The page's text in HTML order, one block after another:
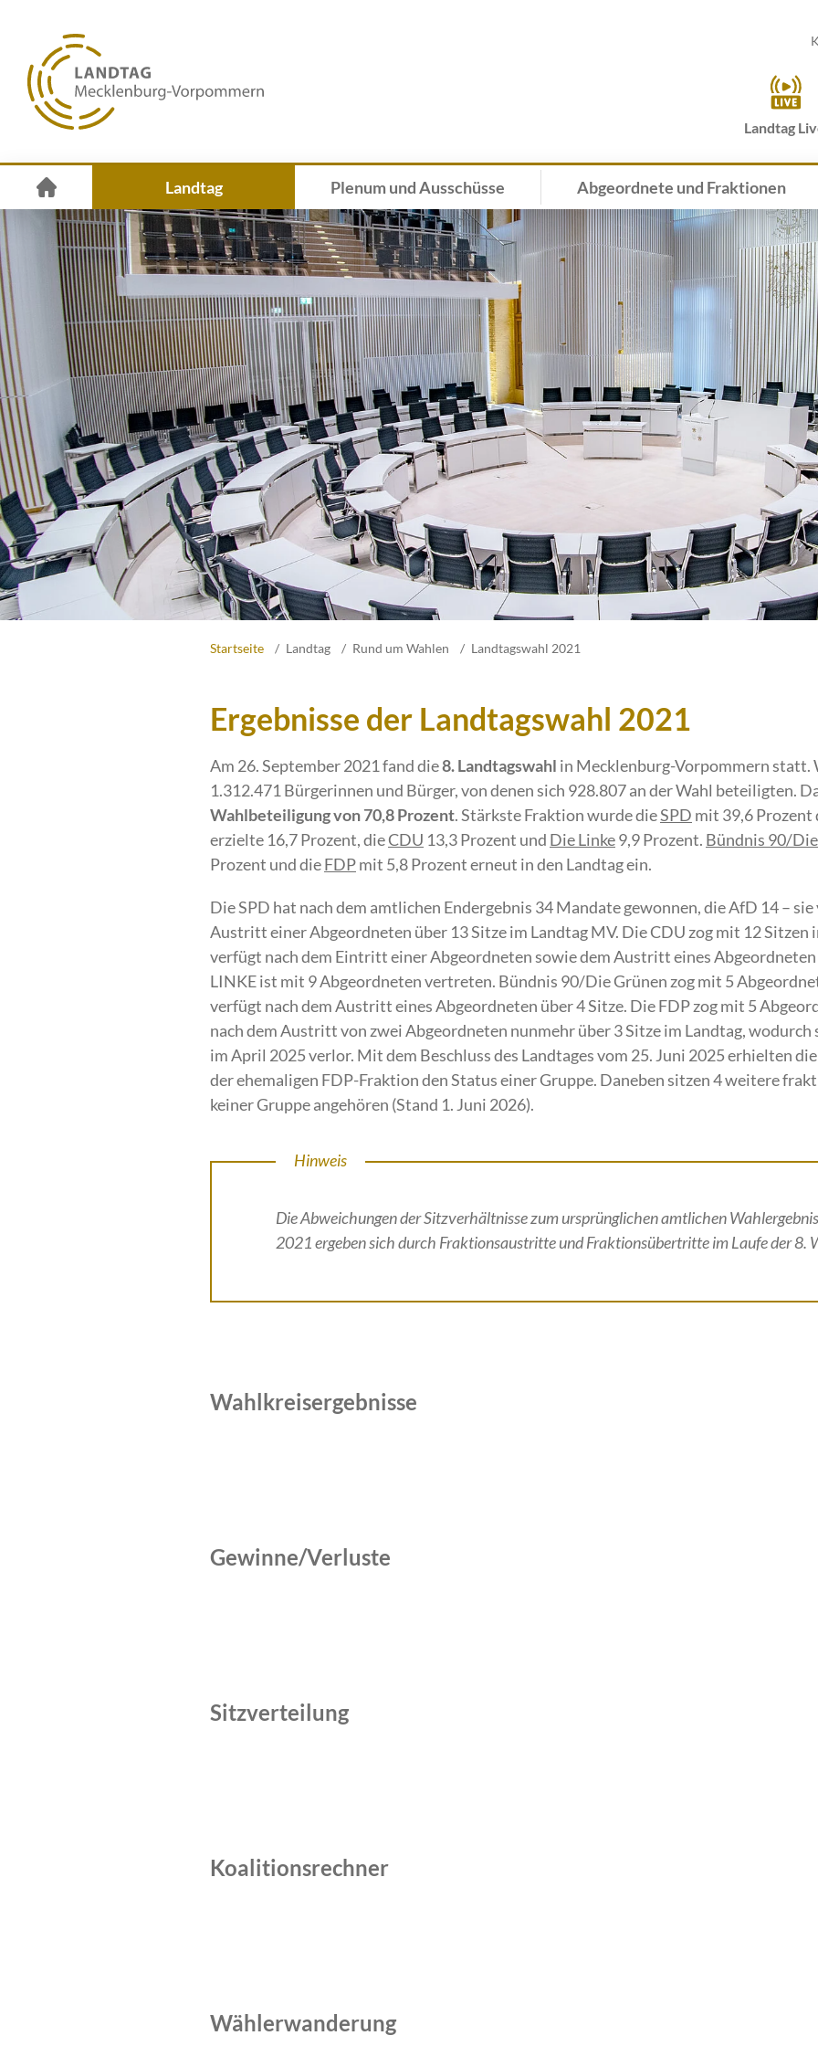
Landtag
Landtag Plenum und Ausschüsse Abgeordnete und Fraktionen
Startseite Landtag Rund um Wahlen Landtagswahl 2021
Ergebnisse der Landtagswahl 2021
Am 26. September 2021 fand die8. Landtagswahl in Mecklenburg-Vorpommern statt.
1.312.471 Bürgerinnen und Bürger, von denen sich 928.807 an der Wahl beteiligten.
Wahlbeteiligung von 70,8 Prozent. Stärkste Fraktion wurde dieSPD mit 39,6 Prozent
erzielte 16,7 Prozent, dieCDU 13,3 Prozent und Die Linke9,9 Prozent. Bündnis 90/
Prozent und dieFDPmit 5,8 Prozent erneut in den Landtag ein.
Die SPD hat nach dem amtlichen Endergebnis 34 Mandate gewonnen, die AfD 14 –
Austritt einer Abgeordneten über 13 Sitze im Landtag MV. Die CDU zog mit 12 Sitzen
verfügt nach dem Eintritt einer Abgeordneten sowie dem Austritt eines Abgeordneten
LINKE ist mit 9 Abgeordneten vertreten. Bündnis 90/Die Grünen zog mit 5
verfügt nach dem Austritt eines Abgeordneten über 4 Sitze. Die FDP zog mit 5
nach dem Austritt von zwei Abgeordneten nunmehr über 3 Sitze im Landtag, wodurch
im April 2025 verlor. Mit dem Beschluss des Landtages vom 25. Juni 2025 erhielten
der ehemaligen FDP-Fraktion den Status einer Gruppe. Daneben sitzen 4 weitere
keiner Gruppe angehören (Stand 1. Juni 2026).
Hinweis
Die Abweichungen der Sitzverhältnisse zum ursprünglichen amtlichen
2021 ergeben sich durch Fraktionsaustritte und Fraktionsübertritte im Laufe der 8.
Wahlkreisergebnisse
Gewinne/Verluste
Sitzverteilung
Koalitionsrechner
Wählerwanderung